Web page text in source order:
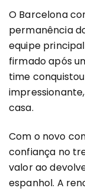
O Barcelona
permanência
equipe
firmado após
time
casa.
Com o novo
confiança no
valor ao
espanhol. A